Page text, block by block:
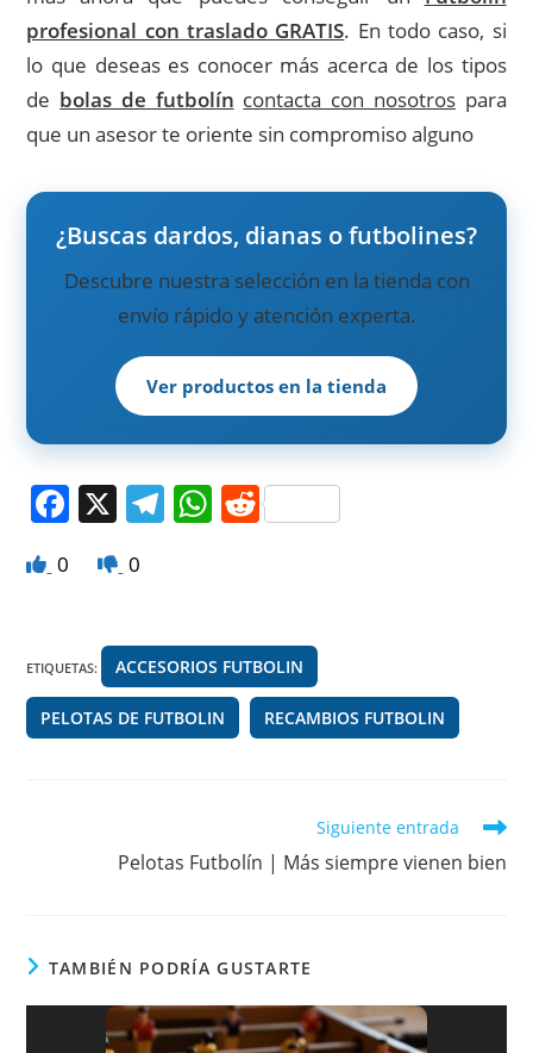
profesional con traslado GRATIS. En todo caso, si
lo que deseas es conocer más acerca de los tipos
de bolas de futbolín contacta con nosotrospara
que un asesor te oriente sin compromiso alguno
¿Buscas dardos, dianas o futbolines?
Descubre nuestra selección en la tienda con
envío rápido y atención experta.
Ver productos en la tienda
F
b
o
o
X T
a
m
W
A
p
p
R
t
0 0
ETIQUETAS: ACCESORIOS FUTBOLIN
PELOTAS DE FUTBOLIN RECAMBIOS FUTBOLIN
Siguiente entrada
Pelotas Futbolín | Más siempre vienen bien
TAMBIÉN PODRÍA GUSTARTE